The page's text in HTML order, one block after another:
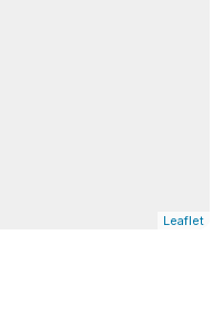
Leaflet